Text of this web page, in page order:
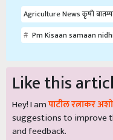
Agriculture News कृषी
Pm Kisaan samaan nidhi
Like this
Hey! I amपाटील रत्नाकर
suggestions to improve
and feedback.